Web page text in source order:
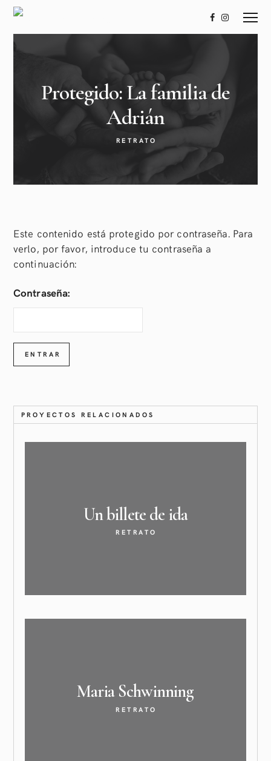
Protegido: La familia de
Adrián
RETRATO
Este contenido está protegido por contraseña. Para
verlo, por favor, introduce tu contraseña a
continuación:
Contraseña:
PROYECTOS RELACIONADOS
Un billete de ida
RETRATO
Maria Schwinning
RETRATO